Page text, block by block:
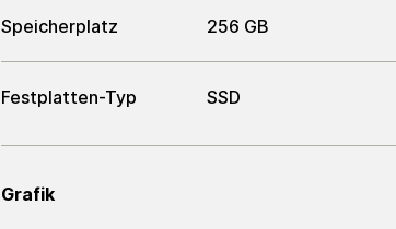
Speicherplatz 256 GB
Festplatten-Typ SSD
Grafik